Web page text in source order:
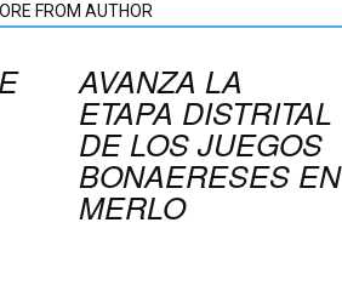
FROM AUTHOR
AVANZA LA
ETAPA DISTRITAL
DE LOS JUEGOS
BONAERESES EN
MERLO